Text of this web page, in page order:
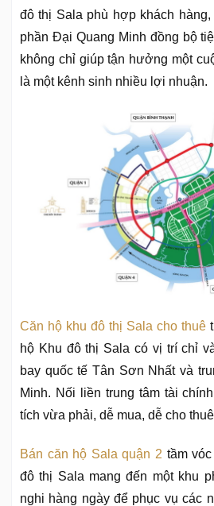
đô thị Sala phù hợp khách
phần Đại Quang Minh đồng bộ
không chỉ giúp tận hưởng một
là một kênh sinh nhiều lợi nhuận.
Căn hộ khu đô thị Sala cho thuê
hộ Khu đô thị Sala có vị trí chỉ
bay quốc tế Tân Sơn Nhất và
Minh. Nối liền trung tâm tài
tích vừa phải, dễ mua, dễ cho
Bán căn hộ Sala quận 2 tầm
đô thị Sala mang đến một khu
nghi hàng ngày để phục vụ các